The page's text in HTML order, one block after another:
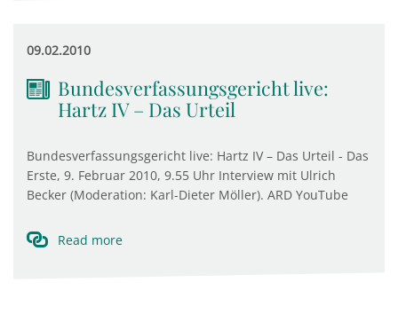
09.02.2010
Bundesverfassungsgericht live:
Hartz IV – Das Urteil
Bundesverfassungsgericht live: Hartz IV – Das Urteil - Das
Erste, 9. Februar 2010, 9.55 Uhr Interview mit Ulrich
Becker (Moderation: Karl-Dieter Möller). ARD YouTube
Read more